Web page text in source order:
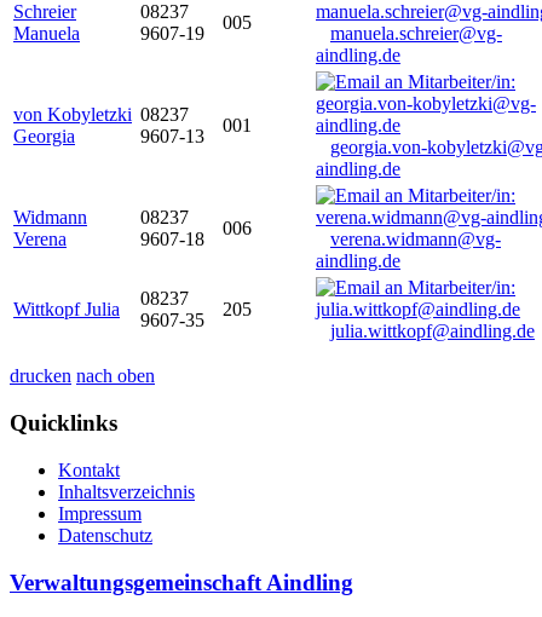
Schreier
Manuela
08237
9607-19
005
manuela.schreier@vg-
aindling.de
von Kobyletzki
Georgia
08237
9607-13
001
georgia.von-
aindling.de
Widmann
Verena
08237
9607-18
006
verena.widmann@vg-
aindling.de
Wittkopf Julia
08237
9607-35
205
julia.wittkopf@aindling.de
drucken nach oben
Quicklinks
Kontakt
Inhaltsverzeichnis
Impressum
Datenschutz
Verwaltungsgemeinschaft Aindling